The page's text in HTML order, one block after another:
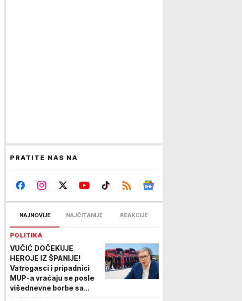
PRATITE NAS NA
NAJNOVIJE NAJČITANIJE REAKCIJE
POLITIKA
VUČIĆ DOČEKUJE
HEROJE IZ ŠPANIJE!
Vatrogasci i pripadnici
MUP-a vraćaju se posle
višednevne borbe sa